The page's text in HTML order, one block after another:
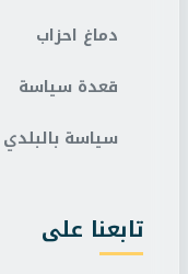
دماغ احزاب
قعدة سياسة
سياسة بالبلدي
تابعنا على